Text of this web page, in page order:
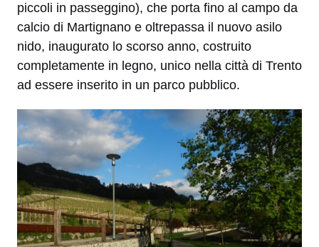
piccoli in passeggino), che porta fino al campo da
calcio di Martignano e oltrepassa il nuovo asilo
nido, inaugurato lo scorso anno, costruito
completamente in legno, unico nella città di Trento
ad essere inserito in un parco pubblico.